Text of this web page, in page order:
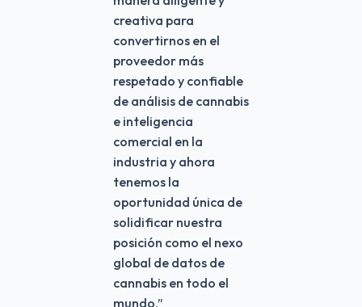
creativa para
convertirnos en el
proveedor más
respetado y confiable
de análisis de cannabis
e inteligencia
comercial en la
industria y ahora
tenemos la
oportunidad única de
solidificar nuestra
posición como el nexo
global de datos de
cannabis en todo el
mundo.”